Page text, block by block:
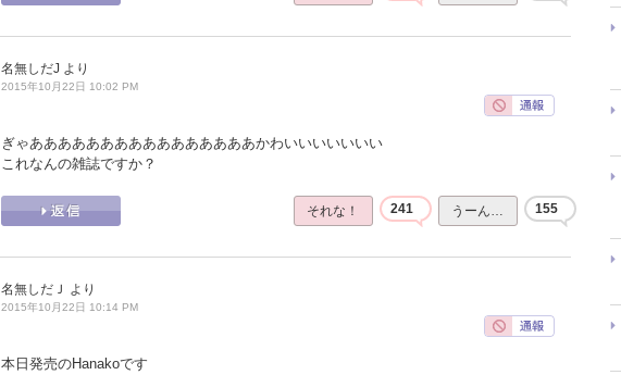
名無しだJ より
2015年10月22日 10:02 PM
ぎゃああああああああああああああああかわいいいいいいい
これなんの雑誌ですか？
それな！ 241 うーん… 155
名無しだＪ より
2015年10月22日 10:14 PM
本日発売のHanakoです